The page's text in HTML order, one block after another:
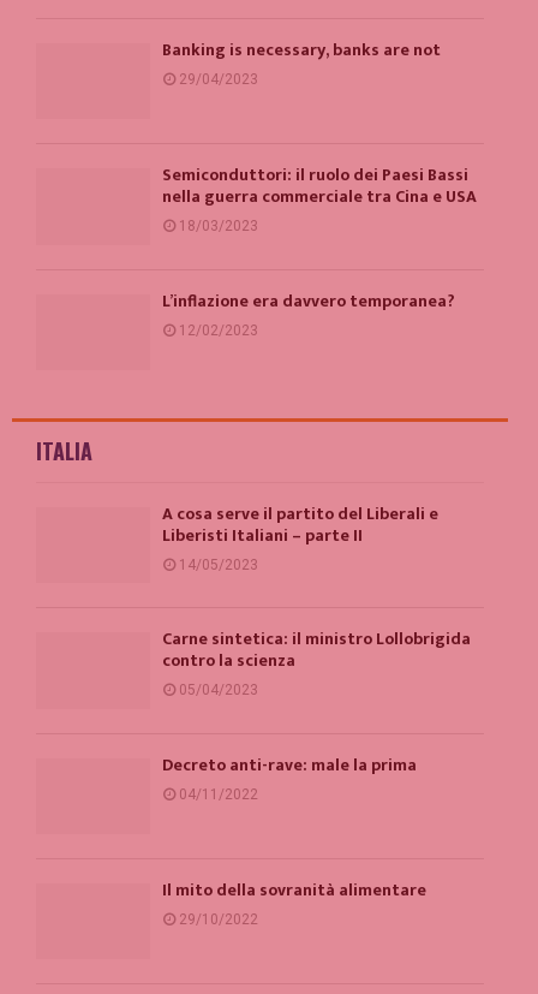
Banking is necessary, banks are not
29/04/2023
Semiconduttori: il ruolo dei Paesi Bassi
nella guerra commerciale tra Cina e USA
18/03/2023
L’inflazione era davvero temporanea?
12/02/2023
ITALIA
A cosa serve il partito del Liberali e
Liberisti Italiani – parte II
14/05/2023
Carne sintetica: il ministro Lollobrigida
contro la scienza
05/04/2023
Decreto anti-rave: male la prima
04/11/2022
Il mito della sovranità alimentare
29/10/2022